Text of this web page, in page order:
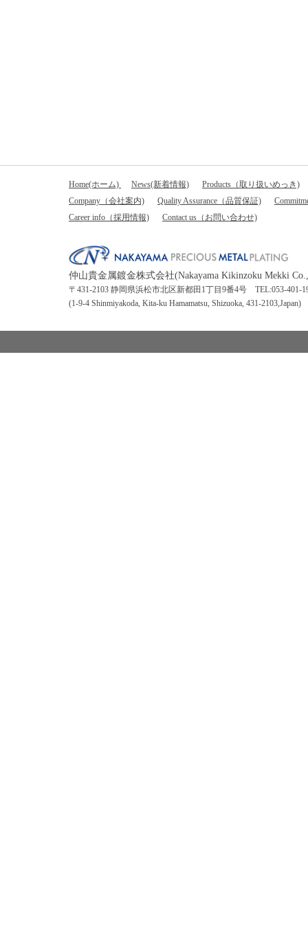
Home(ホーム) News(新着情報)
Products（取り扱いめっき)
Company（会社案内)
Quality Assurance（品質保証)
Career info（採用情報)
Contact us（お問い合わせ)
仲山貴金属鍍金株式会社(Nakayama Kikinzoku Mekki
〒431-2103 静岡県浜松市北区新都田1丁目9番4号 TEL:053-401-
(1-9-4 Shinmiyakoda, Kita-ku Hamamatsu, Shizuoka, 431-2103,Japan)